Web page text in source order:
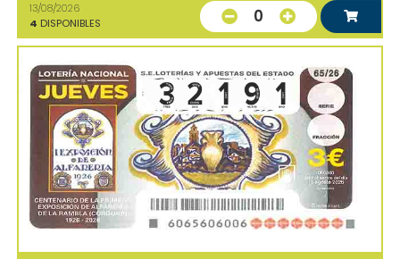
13/08/2026
4 DISPONIBLES 0